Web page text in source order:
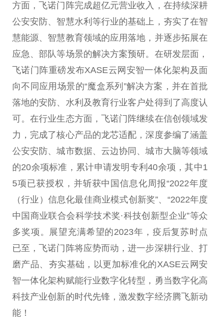
方面，飞诺门阵完成超亿元营业收入，在持续深耕
公安安防、智慧水利等行业的基础上，夯实了在智
慧能源、智慧教育领域的应用落地，并逐步拓展在
应急、部队等场景的解决方案预研。在研发层面，
飞诺门阵重磅发布XASE云网安智一体化架构及面
向不同应用场景的“魔盒系列”解决方案，并在首批
落地的安防、水利及教育行业客户处得到了高度认
可。在行业生态方面，飞诺门阵继续在信创领域发
力，完成了核心产品的龙芯适配，深度参编了涵盖
公安安防、城市数据、云边协同、城市大脑等领域
的20余项标准，累计申请发明专利40余项，其中1
5项已获授权，并斩获中国信息化周报“2022年度
（行业）信息化最佳商业模式创新奖”、“2022年度
中国商业联合会科学技术奖·科技创新型企业”等众
多奖项。展望充满希望的2023年，疫后复苏时点
已至，飞诺门阵将应势而动，进一步深耕行业、打
磨产品、夯实基础，以更加标准化的XASE云网安
智一体化架构赋能行业数字化转型，勇当数字化高
科技产业创新的时代先锋，激发数字经济腾飞新动
能！